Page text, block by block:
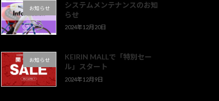
お知らせ
システムメンテナンスのお知
らせ
2024年12月20日
お知らせ
KEIRIN MALLで「特別セー
ル」スタート
2024年12月9日